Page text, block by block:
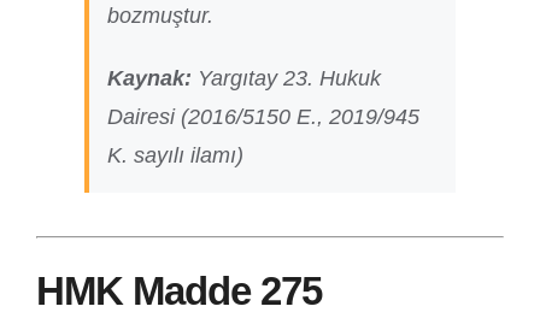
bozmuştur.
Kaynak: Yargıtay 23. Hukuk
Dairesi (2016/5150 E., 2019/945
K. sayılı ilamı)
HMK Madde 275